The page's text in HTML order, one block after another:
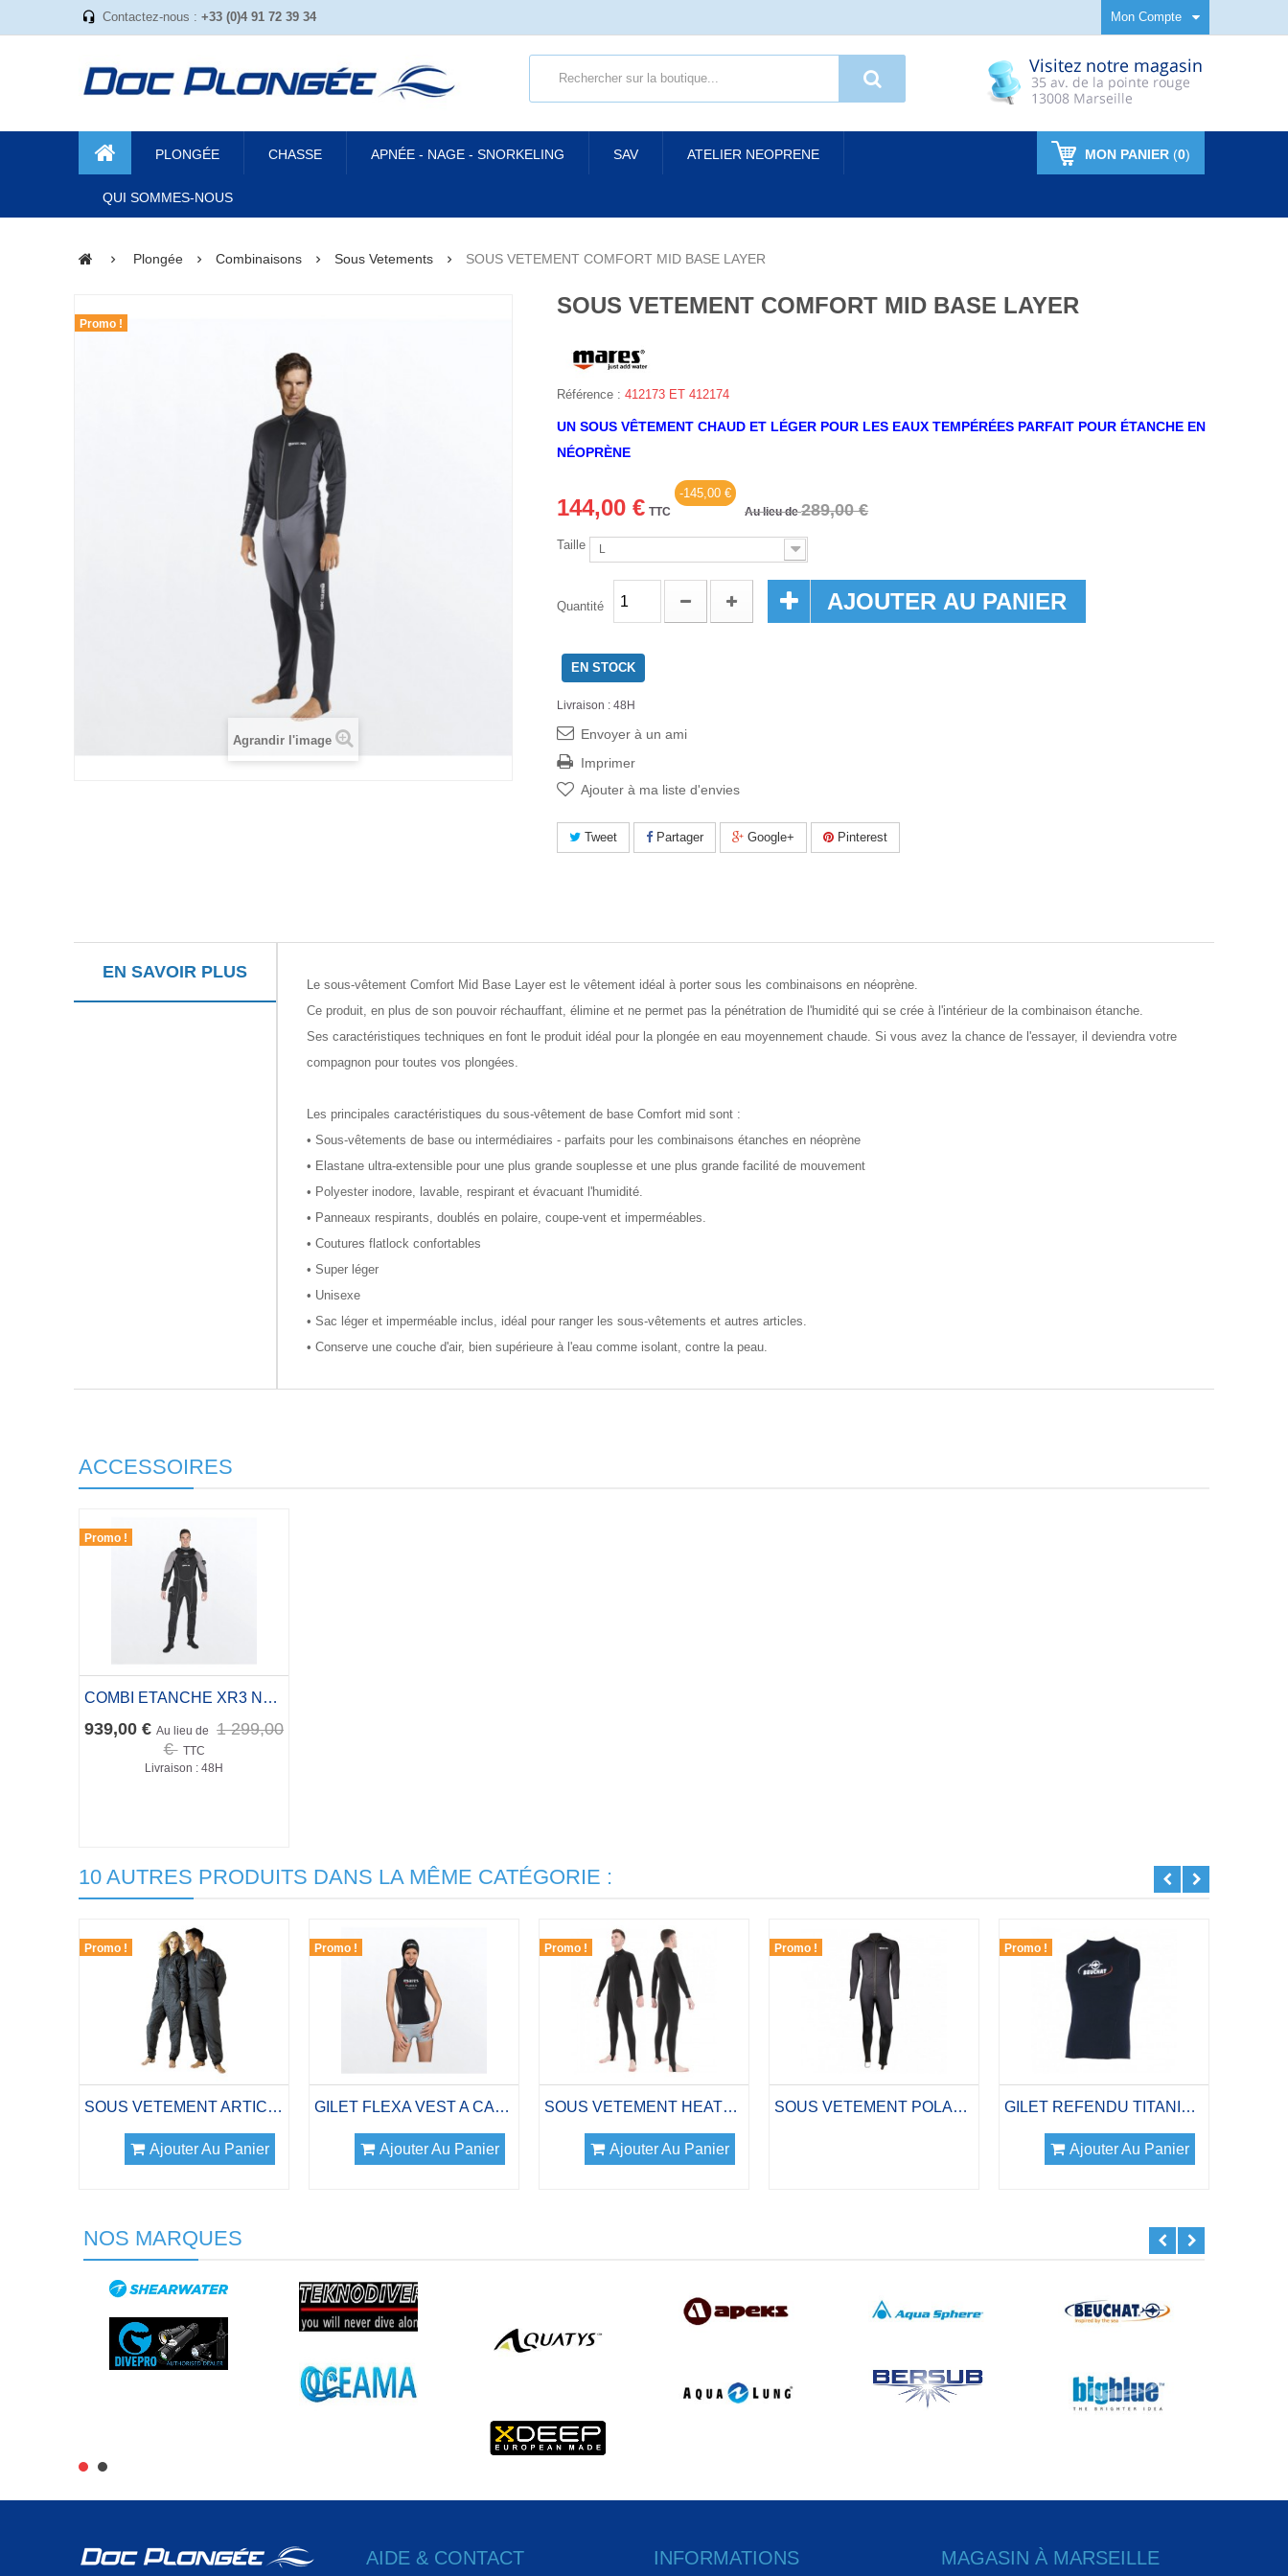
Mon Compte
Contactez-nous : +33 (0)4 91 72 39 34
MON PANIER (0)
PLONGÉE CHASSE APNÉE - NAGE - SNORKELING SAV ATELIER NEOPRENE
QUI SOMMES-NOUS
Plongée Combinaisons Sous Vetements SOUS VETEMENT COMFORT MID BASE LAYER
Promo !
Agrandir l'image
SOUS VETEMENT COMFORT MID BASE LAYER
Référence : 412173 ET 412174
UN SOUS VÊTEMENT CHAUD ET LÉGER POUR LES EAUX TEMPÉRÉES PARFAIT POUR ÉTANCHE EN
NÉOPRÈNE
144,00 € TTC
-145,00 €
Au lieu de289,00 €
Taille L
Quantité AJOUTER AU PANIER
EN STOCK
Livraison : 48H
Envoyer à un ami
Imprimer
Ajouter à ma liste d'envies
Tweet Partager Google+ Pinterest
EN SAVOIR PLUS
Le sous-vêtement Comfort Mid Base Layer est le vêtement idéal à porter sous les combinaisons en néoprène.
Ce produit, en plus de son pouvoir réchauffant, élimine et ne permet pas la pénétration de l'humidité qui se crée à l'intérieur de la combinaison étanche.
Ses caractéristiques techniques en font le produit idéal pour la plongée en eau moyennement chaude. Si vous avez la chance de l'essayer, il deviendra votre
compagnon pour toutes vos plongées.
Les principales caractéristiques du sous-vêtement de base Comfort mid sont :
• Sous-vêtements de base ou intermédiaires - parfaits pour les combinaisons étanches en néoprène
• Elastane ultra-extensible pour une plus grande souplesse et une plus grande facilité de mouvement
• Polyester inodore, lavable, respirant et évacuant l'humidité.
• Panneaux respirants, doublés en polaire, coupe-vent et imperméables.
• Coutures flatlock confortables
• Super léger
• Unisexe
• Sac léger et imperméable inclus, idéal pour ranger les sous-vêtements et autres articles.
• Conserve une couche d'air, bien supérieure à l'eau comme isolant, contre la peau.
ACCESSOIRES
Promo !
COMBI ETANCHE XR3 NEOPRENE AVEC CHAUSSONS
939,00 € Au lieu de
1 299,00
€ TTC
Livraison : 48H
10 AUTRES PRODUITS DANS LA MÊME CATÉGORIE :
Promo !
SOUS VETEMENT ARTIC 100
Ajouter Au Panier
Promo !
GILET FLEXA VEST A CAGOULE FEMME
Ajouter Au Panier
Promo !
SOUS VETEMENT HEATSKIN
Ajouter Au Panier
Promo !
SOUS VETEMENT POLARSKIN
Promo !
GILET REFENDU TITANIUM 2.5MM
Ajouter Au Panier
NOS MARQUES
AIDE & CONTACT INFORMATIONS MAGASIN À MARSEILLE